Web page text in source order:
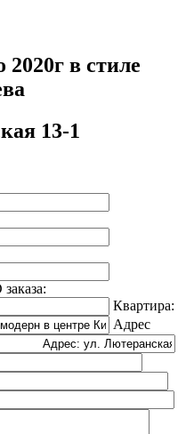
в стиле
13-1
заказа:
Квартира:
Адрес